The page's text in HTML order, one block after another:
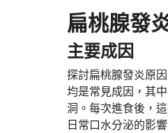
扁桃腺發
主要成因
探討扁桃腺發炎原
均是常見成因，其
洞。每次進食後，
日常口水分泌的影